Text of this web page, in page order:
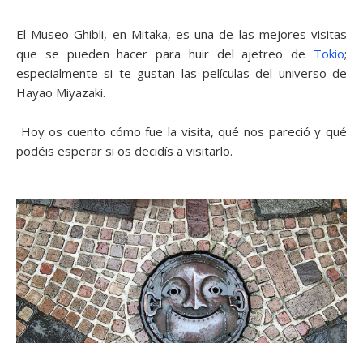
El Museo Ghibli, en Mitaka, es una de las mejores visitas
que se pueden hacer para huir del ajetreo de Tokio;
especialmente si te gustan las películas del universo de
Hayao Miyazaki.
Hoy os cuento cómo fue la visita, qué nos pareció y qué
podéis esperar si os decidís a visitarlo.